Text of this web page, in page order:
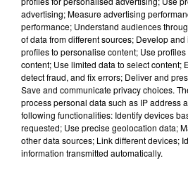
Lecture (2 min 15 sec)
100%
100% Radio les infos du
advertising; Measure advertising
performance; Understand audiences
of data from different sources; Develop
profiles to personalise content; Use
content; Use limited data to select content;
detect fraud, and fix errors; Deliver and
Save and communicate privacy choices.
process personal data such as IP address
following functionalities: Identify devices
requested; Use precise geolocation data;
other data sources; Link different devices;
information transmitted automatically.